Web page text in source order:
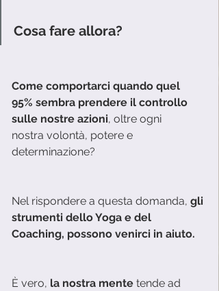
Cosa fare allora?
Come comportarci quando quel
95% sembra prendere il controllo
sulle nostre azioni, oltre ogni
nostra volontà, potere e
determinazione?
Nel rispondere a questa domanda, gli
strumenti dello Yoga e del
Coaching, possono venirci in aiuto.
È vero, la nostra mente tende ad